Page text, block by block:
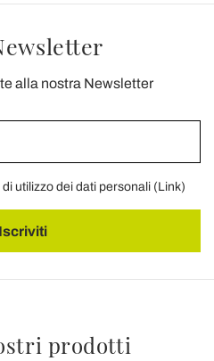
alla nostra Newsletter
utilizzo dei dati personali (Link)
Iscriviti
prodotti